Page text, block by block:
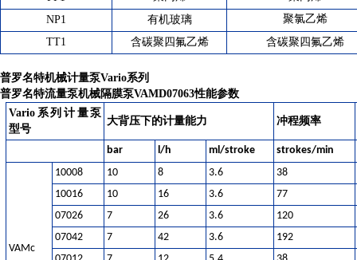
NP1 有机玻璃
聚氯乙烯
TT1
含碳聚 四氟乙烯 含碳聚 四氟乙烯
普罗名特机械计量泵Vario系列
普罗名特流量泵机械隔膜泵VAMD07063性能参数
Vario 系列计量泵
型号
大背压下的计量能力 冲程频率
bar l/h ml/stroke strokes/min
VAMc
10008 10 8 3.6
38
10016
10 16 3.6
77
07026
7 26 3.6
120
07042
7 42 3.6
192